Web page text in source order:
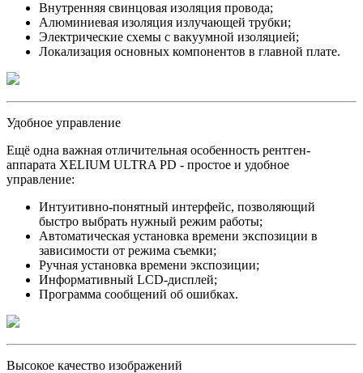
Внутренняя свинцовая изоляция провода;
Алюминиевая изоляция излучающей трубки;
Электрические схемы с вакуумной изоляцией;
Локализация основных компонентов в главной плате.
Удобное управление
Ещё одна важная отличительная особенность рентген-
аппарата XELIUM ULTRA PD - простое и удобное
управление:
Интуитивно-понятный интерфейс, позволяющий
быстро выбрать нужный режим работы;
Автоматическая установка времени экспозиции в
зависимости от режима съемки;
Ручная установка времени экспозиции;
Информативный LCD-дисплей;
Программа сообщений об ошибках.
Высокое качество изображений